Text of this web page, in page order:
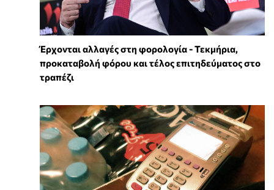
Έρχονται αλλαγές στη φορολογία - Τεκμήρια,
προκαταβολή φόρου και τέλος επιτηδεύματος στο
τραπέζι